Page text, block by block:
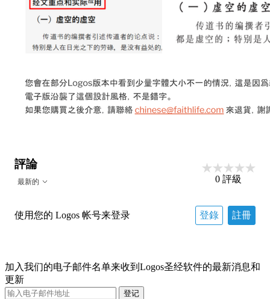
評論
最新的 0 評級
使用您的 Logos 帐号来登录 登錄 註冊
加入我们的电子邮件名单来收到Logos圣经软件的最新消息和
更新
登记